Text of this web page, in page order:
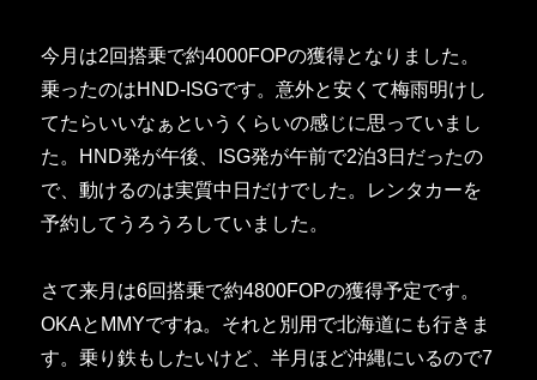
今月は2回搭乗で約4000FOPの獲得となりました。
乗ったのはHND-ISGです。意外と安くて梅雨明けし
てたらいいなぁというくらいの感じに思っていまし
た。HND発が午後、ISG発が午前で2泊3日だったの
で、動けるのは実質中日だけでした。レンタカーを
予約してうろうろしていました。
さて来月は6回搭乗で約4800FOPの獲得予定です。
OKAとMMYですね。それと別用で北海道にも行きま
す。乗り鉄もしたいけど、半月ほど沖縄にいるので7